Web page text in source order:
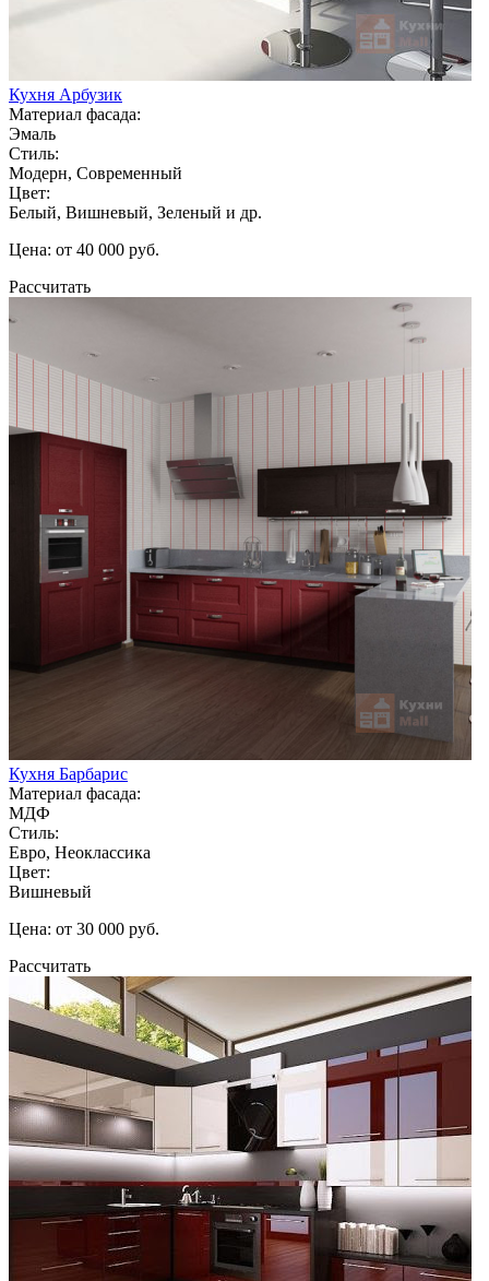
Кухня Арбузик
Материал фасада:
Эмаль
Стиль:
Модерн, Современный
Цвет:
Белый, Вишневый, Зеленый и др.
Цена: от 40 000 руб.
Рассчитать
Кухня Барбарис
Материал фасада:
МДФ
Стиль:
Евро, Неоклассика
Цвет:
Вишневый
Цена: от 30 000 руб.
Рассчитать